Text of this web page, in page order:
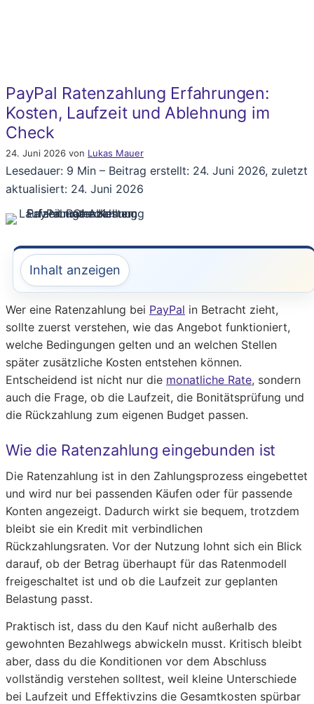
PayPal Ratenzahlung Erfahrungen:
Kosten, Laufzeit und Ablehnung im
Check
24. Juni 2026 von Lukas Mauer
Lesedauer: 9 Min – Beitrag erstellt: 24. Juni 2026, zuletzt
aktualisiert: 24. Juni 2026
Inhalt anzeigen
Wer eine Ratenzahlung bei PayPal in Betracht zieht,
sollte zuerst verstehen, wie das Angebot funktioniert,
welche Bedingungen gelten und an welchen Stellen
später zusätzliche Kosten entstehen können.
Entscheidend ist nicht nur die monatliche Rate, sondern
auch die Frage, ob die Laufzeit, die Bonitätsprüfung und
die Rückzahlung zum eigenen Budget passen.
Wie die Ratenzahlung eingebunden ist
Die Ratenzahlung ist in den Zahlungsprozess eingebettet
und wird nur bei passenden Käufen oder für passende
Konten angezeigt. Dadurch wirkt sie bequem, trotzdem
bleibt sie ein Kredit mit verbindlichen
Rückzahlungsraten. Vor der Nutzung lohnt sich ein Blick
darauf, ob der Betrag überhaupt für das Ratenmodell
freigeschaltet ist und ob die Laufzeit zur geplanten
Belastung passt.
Praktisch ist, dass du den Kauf nicht außerhalb des
gewohnten Bezahlwegs abwickeln musst. Kritisch bleibt
aber, dass du die Konditionen vor dem Abschluss
vollständig verstehen solltest, weil kleine Unterschiede
bei Laufzeit und Effektivzins die Gesamtkosten spürbar